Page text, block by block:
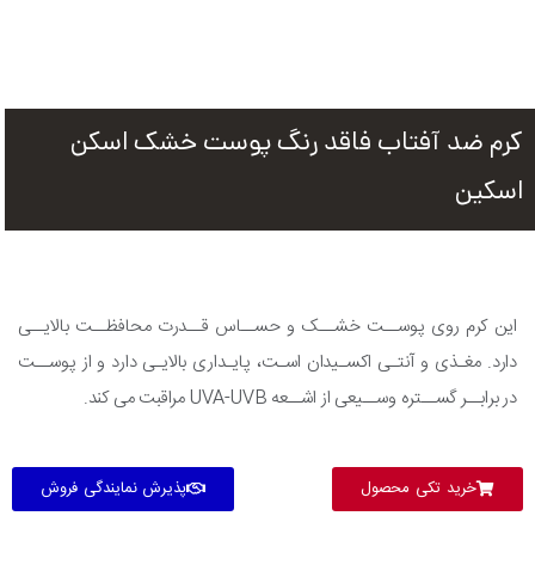
کرم ضد آفتاب فاقد رنگ پوست خشک اسکن
اسکین
این کرم روی پوســت خشــک و حســاس قــدرت محافظــت بالایــی
دارد. مغـذی و آنتـی اکسـیدان اسـت، پایـداری بالایـی دارد و از پوســت
در برابــر گســتره وســیعی از اشــعه UVA-UVB مراقبت می کند.
خرید تکی محصول پذیرش نمایندگی فروش